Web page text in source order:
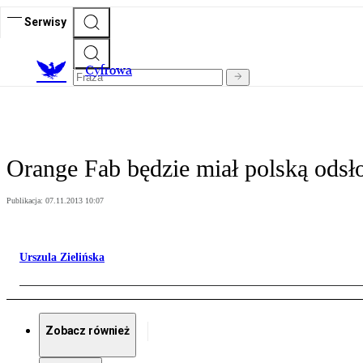
Serwisy
Cyfrowa
Orange Fab będzie miał polską
Publikacja: 07.11.2013 10:07
Urszula Zielińska
Zobacz również